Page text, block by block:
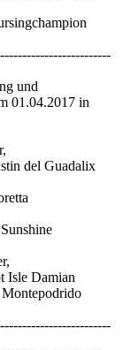
und
01.04.2017 in
del Guadalix
Isle Damian